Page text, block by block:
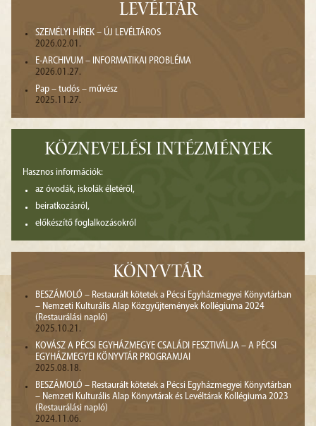
LEVÉLTÁR
SZEMÉLYI HÍREK – ÚJ LEVÉLTÁROS
2026.02.01.
E-ARCHIVUM – INFORMATIKAI PROBLÉMA
2026.01.27.
Pap – tudós – művész
2025.11.27.
KÖZNEVELÉSI INTÉZMÉNYEK
Hasznos információk:
az óvodák, iskolák életéről,
beiratkozásról,
előkészítő foglalkozásokról
KÖNYVTÁR
BESZÁMOLÓ – Restaurált kötetek a Pécsi Egyházmegyei Könyvtárban
– Nemzeti Kulturális Alap Közgyűjtemények Kollégiuma 2024
(Restaurálási napló)
2025.10.21.
KOVÁSZ A PÉCSI EGYHÁZMEGYE CSALÁDI FESZTIVÁLJA – A PÉCSI
EGYHÁZMEGYEI KÖNYVTÁR PROGRAMJAI
2025.08.18.
BESZÁMOLÓ – Restaurált kötetek a Pécsi Egyházmegyei Könyvtárban
– Nemzeti Kulturális Alap Könyvtárak és Levéltárak Kollégiuma 2023
(Restaurálási napló)
2024.11.06.